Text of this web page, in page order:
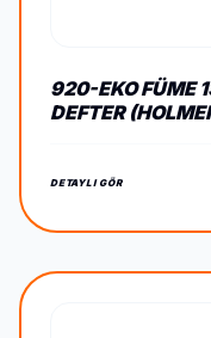
920-EKO FÜME
DEFTER
DETAYLI GÖR